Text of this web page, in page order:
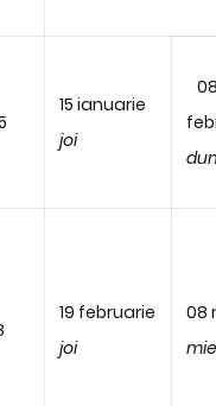
15 ianuarie
joi
19 februarie
joi
08